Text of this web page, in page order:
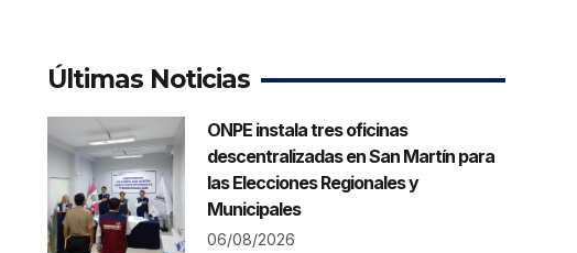
Últimas Noticias
ONPE instala tres oficinas
descentralizadas en San Martín para
las Elecciones Regionales y
Municipales
06/08/2026